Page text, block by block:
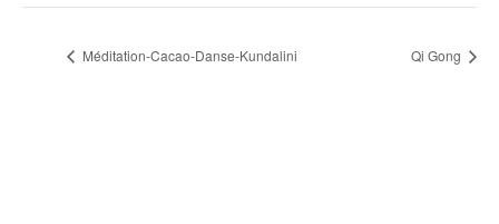
Méditation-Cacao-Danse-Kundalini Qi Gong